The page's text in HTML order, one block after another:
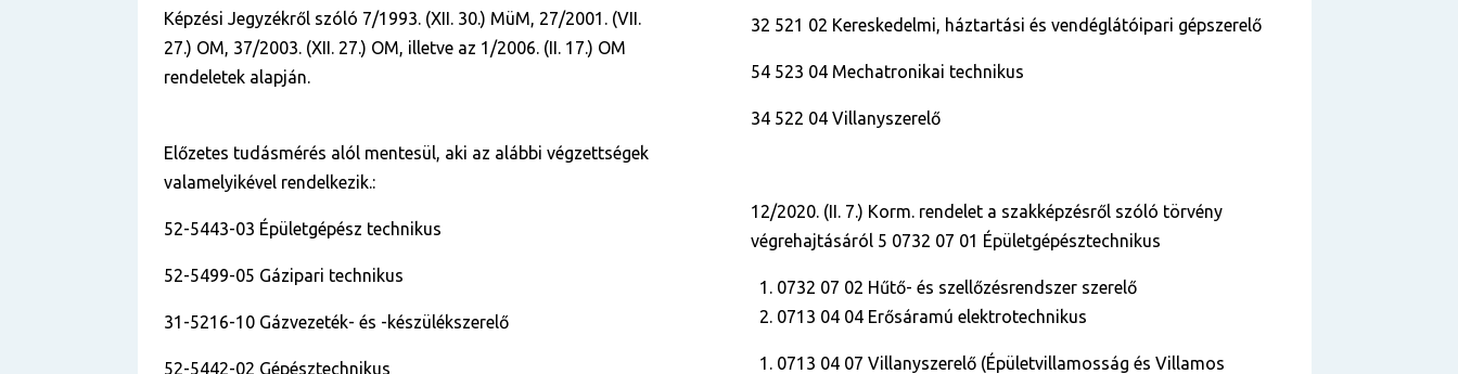
Képzési Jegyzékről szóló 7/1993. (XII. 30.) MüM, 27/2001. (VII.
27.) OM, 37/2003. (XII. 27.) OM, illetve az 1/2006. (II. 17.) OM
rendeletek alapján.
Előzetes tudásmérés alól mentesül, aki az alábbi végzettségek
valamelyikével rendelkezik.:
52-5443-03 Épületgépész technikus
52-5499-05 Gázipari technikus
31-5216-10 Gázvezeték- és -készülékszerelő
52-5442-02 Gépésztechnikus
32 521 02 Kereskedelmi, háztartási és vendéglátóipari gépszerelő
54 523 04 Mechatronikai technikus
34 522 04 Villanyszerelő
12/2020. (II. 7.) Korm. rendelet a szakképzésről szóló törvény
végrehajtásáról 5 0732 07 01 Épületgépésztechnikus
0732 07 02 Hűtő- és szellőzésrendszer szerelő
0713 04 04 Erősáramú elektrotechnikus
0713 04 07 Villanyszerelő (Épületvillamosság és Villamos